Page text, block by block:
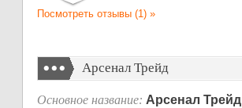
Посмотреть отзывы (1) »
Арсенал Трейд
Основное название: Арсенал Трейд